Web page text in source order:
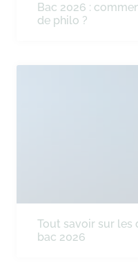
Bac 2026 :
de philo ?
Tout savoir sur les
bac 2026